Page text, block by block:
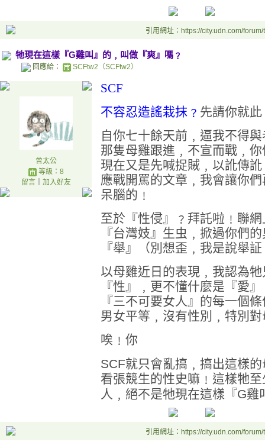
引用網址：https://city.udn.com/
牠現在這樣『G雞叫』的﹐叫做『爽』嗎﹖
回應給： SCFtw2（SCFtw2）
曾太公
等級：8
留言｜ 加入好友
SCF
不容忍造謠栽抹﹖ 先請你就
自你七十餘天前﹐逼我不得
那隻母雞跟進﹐不宣而戰﹐
現在又是先喊捉賊﹐以訛傳
應戰開罵的文章﹐我會讓你
呆腦的﹗
至於『性侵』﹖拜託啦﹗聯
『台灣妓』生虫﹐掀過你們
『舉』（別想歪﹐我是說舉
以母雞近日的表現﹐我認為
『性』﹐更不懂什麼是『愛
『三不可要女人』的每一個
男女平等﹐沒有性別﹐特別
唉﹗你
SCF就只會亂搞﹐搞出這樣
看張競生的性史嘛﹗這樣牠
人﹐絕不是牠現在這樣『G雞
引用網址：https://city.udn.com/